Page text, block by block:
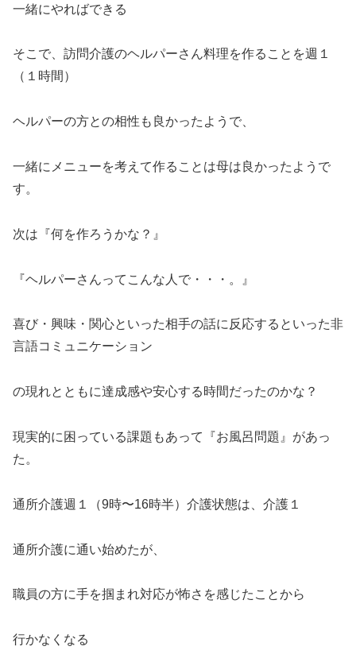
一緒にやればできる
そこで、訪問介護のヘルパーさん料理を作ることを週１
（１時間）
ヘルパーの方との相性も良かったようで、
一緒にメニューを考えて作ることは母は良かったようで
す。
次は『何を作ろうかな？』
『ヘルパーさんってこんな人で・・・。』
喜び・興味・関心といった相手の話に反応するといった非
言語コミュニケーション
の現れとともに達成感や安心する時間だったのかな？
現実的に困っている課題もあって『お風呂問題』があっ
た。
通所介護週１（9時〜16時半）介護状態は、介護１
通所介護に通い始めたが、
職員の方に手を掴まれ対応が怖さを感じたことから
行かなくなる